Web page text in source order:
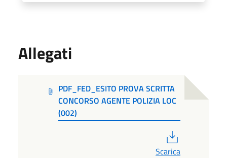
Allegati
PDF_FED_ESITO PROVA SCRITTA
CONCORSO AGENTE POLIZIA LOC
(002)
Scarica